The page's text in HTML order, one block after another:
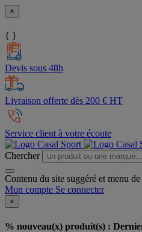
×
{ }
Devis sous 48h
Livraison offerte dès 200 € HT
Service client à votre écoute
Chercher
Contenu du site suggéré et menu
Mon compte Se connecter
×
% nouveau(x) produit(s) :